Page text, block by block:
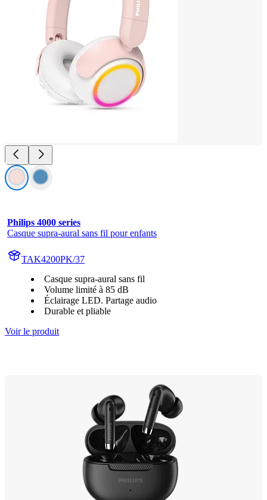
Philips 4000 series
Casque supra-aural sans fil pour enfants
TAK4200PK/37
Casque supra-aural sans fil
Volume limité à 85 dB
Éclairage LED. Partage audio
Durable et pliable
Voir le produit